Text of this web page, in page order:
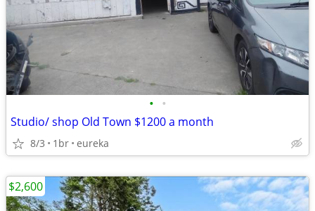
• •
Studio/ shop Old Town $1200 a month
8/3 1br eureka
$2,600